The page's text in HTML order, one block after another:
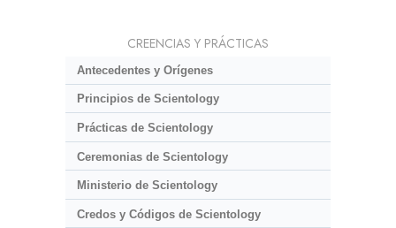
CREENCIAS Y PRÁCTICAS
Antecedentes y Orígenes
Principios de Scientology
Prácticas de Scientology
Ceremonias de Scientology
Ministerio de Scientology
Credos y Códigos de Scientology